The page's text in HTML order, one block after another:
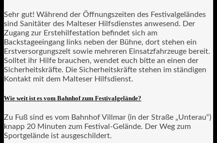
Sehr gut! Während der Öffnungszeiten des Festivalgeländes
sind Sanitäter des Malteser Hilfsdienstes anwesend. Der
Zugang zur Erstehilfestation befindet sich am
Backstageeingang links neben der Bühne, dort stehen ein
Erstversorgungszelt sowie mehreren Einsatzfahrzeuge bereit.
Solltet ihr Hilfe brauchen, wendet euch bitte an einen der
Sicherheitskräfte. Die Sicherheitskräfte stehen im ständigen
Kontakt mit dem Malteser Hilfsdienst.
Wie weit ist es vom Bahnhof zum Festivalgelände?
Zu Fuß sind es vom Bahnhof Villmar (in der Straße „Unterau“)
knapp 20 Minuten zum Festival-Gelände. Der Weg zum
Sportgelände ist ausgeschildert.